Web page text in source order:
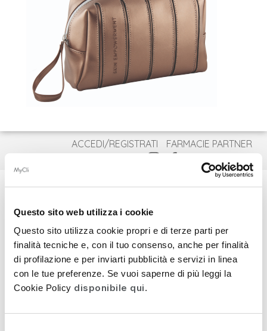
Questo sito web utilizza i cookie
Questo sito utilizza cookie propri e di terze parti per
finalità tecniche e, con il tuo consenso, anche per finalità
di profilazione e per inviarti pubblicità e servizi in linea
con le tue preferenze. Se vuoi saperne di più leggi la
Cookie Policy disponibile qui.
ACCEDI/REGISTRATI
FARMACIE PARTNER
COSMECEUTICI
INTEGRATORI
BESTSELLER
NOVITÀ
Esaurito